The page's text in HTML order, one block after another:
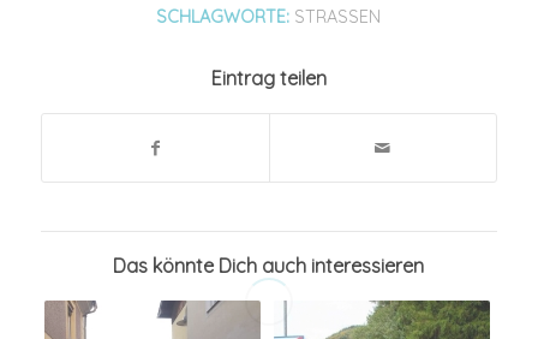
SCHLAGWORTE: STRASSEN
Eintrag teilen
Das könnte Dich auch interessieren